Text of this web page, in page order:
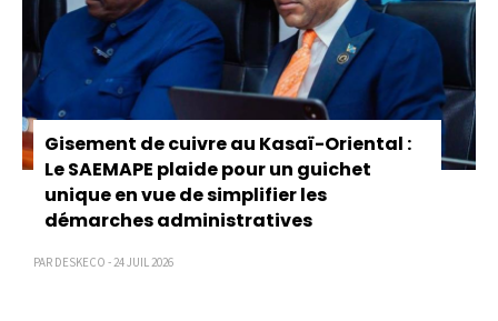
Gisement de cuivre au Kasaï-Oriental :
Le SAEMAPE plaide pour un guichet
unique en vue de simplifier les
démarches administratives
PAR DESKECO - 24 JUIL 2026